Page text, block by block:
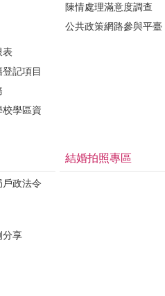
表
記項目
學區資
陳情處理滿意度調查
公共政策網路參與平臺
政法令
分享
結婚拍照專區